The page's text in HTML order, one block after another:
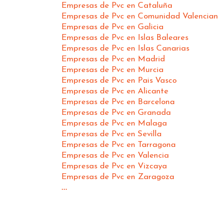
Empresas de Pvc en Cataluña
Empresas de Pvc en Comunidad
Empresas de Pvc en Galicia
Empresas de Pvc en Islas Baleares
Empresas de Pvc en Islas Canarias
Empresas de Pvc en Madrid
Empresas de Pvc en Murcia
Empresas de Pvc en Pais Vasco
Empresas de Pvc en Alicante
Empresas de Pvc en Barcelona
Empresas de Pvc en Granada
Empresas de Pvc en Malaga
Empresas de Pvc en Sevilla
Empresas de Pvc en Tarragona
Empresas de Pvc en Valencia
Empresas de Pvc en Vizcaya
Empresas de Pvc en Zaragoza
...